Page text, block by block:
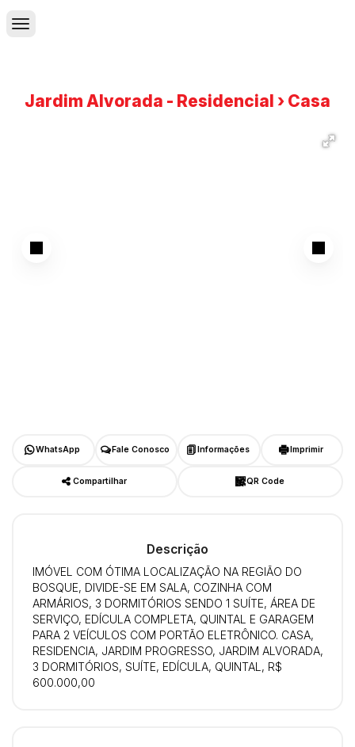
Jardim Alvorada - Residencial › Casa
WhatsApp Fale Conosco Informações Imprimir
Compartilhar QR Code
Descrição
IMÓVEL COM ÓTIMA LOCALIZAÇÃO NA REGIÃO DO
BOSQUE, DIVIDE-SE EM SALA, COZINHA COM
ARMÁRIOS, 3 DORMITÓRIOS SENDO 1 SUÍTE, ÁREA DE
SERVIÇO, EDÍCULA COMPLETA, QUINTAL E GARAGEM
PARA 2 VEÍCULOS COM PORTÃO ELETRÔNICO. CASA,
RESIDENCIA, JARDIM PROGRESSO, JARDIM ALVORADA,
3 DORMITÓRIOS, SUÍTE, EDÍCULA, QUINTAL, R$
600.000,00